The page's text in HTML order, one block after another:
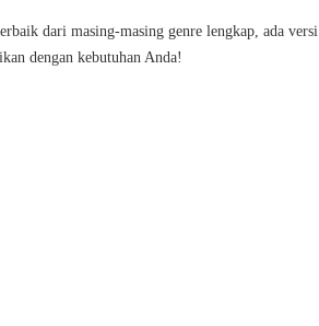
dari masing-masing genre lengkap, ada versi
dengan kebutuhan Anda!